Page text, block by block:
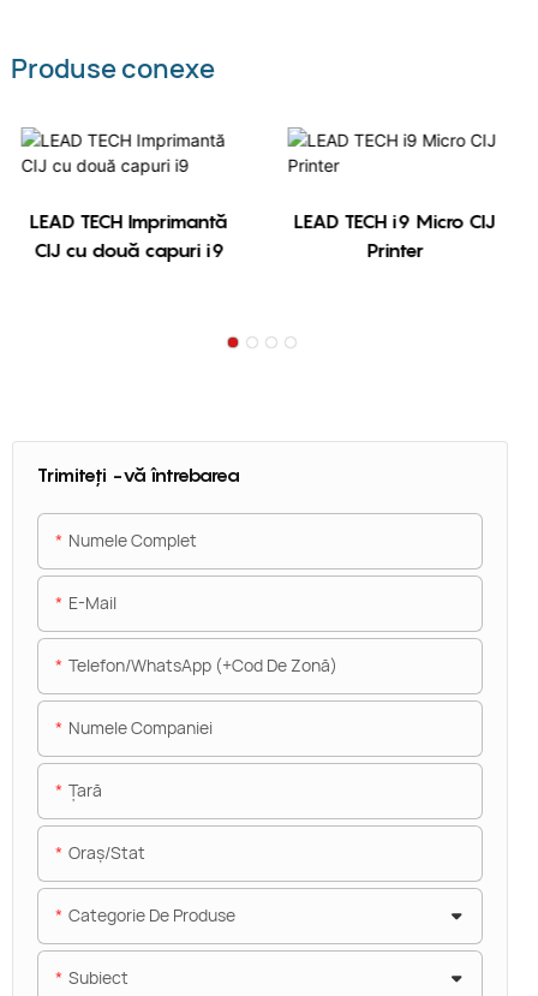
Produse conexe
LEAD TECH Imprimantă
CIJ cu două capuri i9
LEAD TECH i9 Micro CIJ
Printer
Trimiteți -vă întrebarea
Numele Complet
E-Mail
Telefon/WhatsApp (+Cod De Zonă)
Numele Companiei
Ţară
Oraș/stat
Categorie De Produse
Subiect